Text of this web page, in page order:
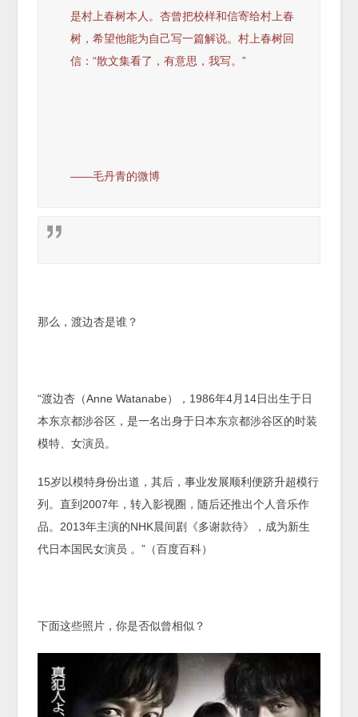
是村上春树本人。杏曾把校样和信寄给村上春
树，希望他能为自己写一篇解说。村上春树回
信：“散文集看了，有意思，我写。”
——毛丹青的微博
那么，渡边杏是谁？
“渡边杏（Anne Watanabe），1986年4月14日出生于日
本东京都涉谷区，是一名出身于日本东京都涉谷区的时装
模特、女演员。
15岁以模特身份出道，其后，事业发展顺利便跻升超模行
列。直到2007年，转入影视圈，随后还推出个人音乐作
品。2013年主演的NHK晨间剧《多谢款待》，成为新生
代日本国民女演员 。”（百度百科）
下面这些照片，你是否似曾相似？